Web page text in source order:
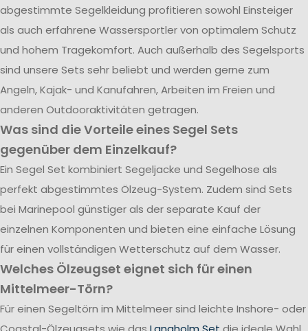
abgestimmte Segelkleidung profitieren sowohl Einsteiger
als auch erfahrene Wassersportler von optimalem Schutz
und hohem Tragekomfort. Auch außerhalb des Segelsports
sind unsere Sets sehr beliebt und werden gerne zum
Angeln, Kajak- und Kanufahren, Arbeiten im Freien und
anderen Outdooraktivitäten getragen.
Was sind die Vorteile eines Segel Sets
gegenüber dem Einzelkauf?
Ein Segel Set kombiniert Segeljacke und Segelhose als
perfekt abgestimmtes Ölzeug-System. Zudem sind Sets
bei Marinepool günstiger als der separate Kauf der
einzelnen Komponenten und bieten eine einfache Lösung
für einen vollständigen Wetterschutz auf dem Wasser.
Welches Ölzeugset eignet sich für einen
Mittelmeer-Törn?
Für einen Segeltörn im Mittelmeer sind leichte Inshore- oder